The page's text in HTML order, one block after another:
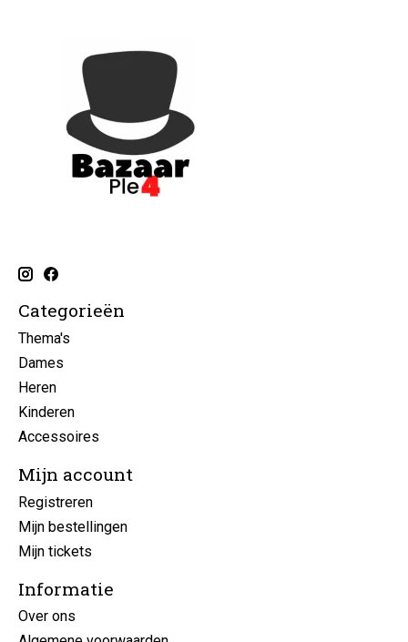
Categorieën
Thema's
Dames
Heren
Kinderen
Accessoires
Mijn account
Registreren
Mijn bestellingen
Mijn tickets
Informatie
Over ons